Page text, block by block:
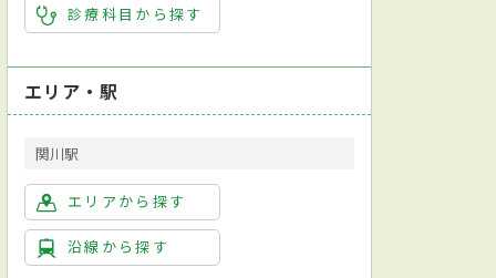
診療科目から探す
エリア・駅
関川駅
エリアから探す
沿線から探す